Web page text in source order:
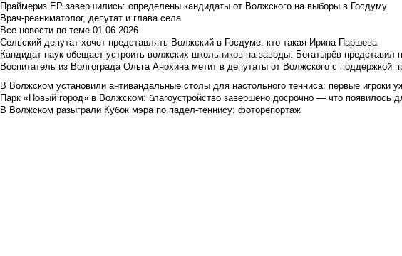
Праймериз ЕР завершились: определены кандидаты от Волжского на выборы в Госдуму
Врач-реаниматолог, депутат и глава села
Все новости по теме 01.06.2026
Сельский депутат хочет представлять Волжский в Госдуме: кто такая Ирина Паршева
Кандидат наук обещает устроить волжских школьников на заводы: Богатырёв представил
Воспитатель из Волгограда Ольга Анохина метит в депутаты от Волжского с поддержкой
В Волжском установили антивандальные столы для настольного тенниса: первые игроки
Парк «Новый город» в Волжском: благоустройство завершено досрочно — что появилось
В Волжском разыграли Кубок мэра по падел-теннису: фоторепортаж